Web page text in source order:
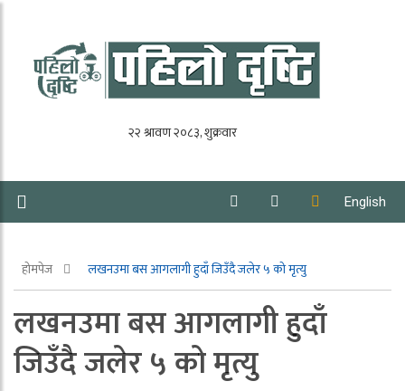
English
होमपेज लखनउमा बस आगलागी हुदाँ जिउँदै जलेर ५ को मृत्यु
लखनउमा बस आगलागी हुदाँ
जिउँदै जलेर ५ को मृत्यु